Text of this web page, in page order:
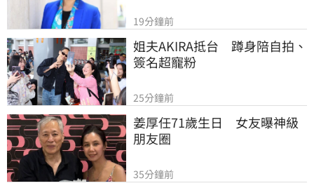
19分鐘前
姐夫AKIRA抵台　蹲身陪自拍、
簽名超寵粉
25分鐘前
姜厚任71歲生日　女友曝神級
朋友圈
35分鐘前